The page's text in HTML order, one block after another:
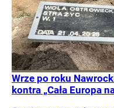
Wrze po roku
kontra „Cała Europa